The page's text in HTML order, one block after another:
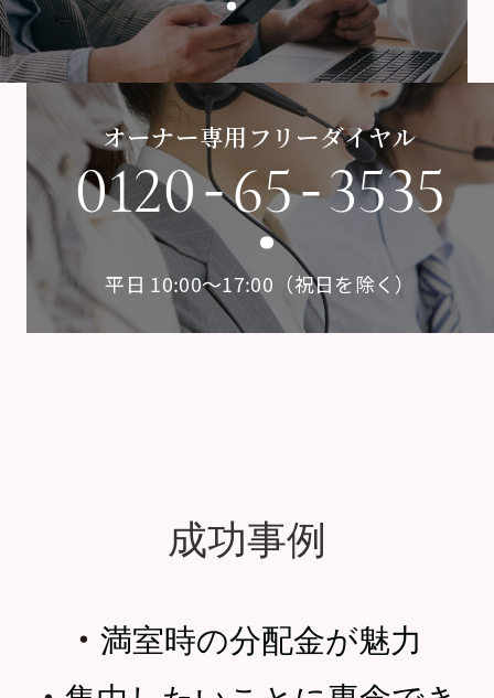
オーナー専用フリーダイヤル
0120-65-3535
平日 10:00〜17:00（祝日を除く）
成功事例
・ 満室時の分配金が魅力